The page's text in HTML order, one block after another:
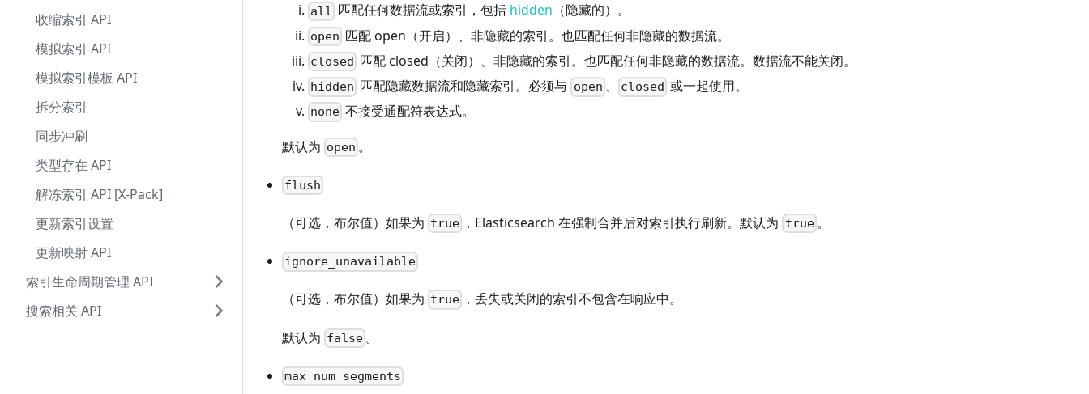
收缩索引 API
模拟索引 API
模拟索引模板 API
拆分索引
同步冲刷
类型存在 API
解冻索引 API [X-Pack]
更新索引设置
更新映射 API
索引生命周期管理 API
搜索相关 API
all 匹配任何数据流或索引，包括 hidden （隐藏的）。
open 匹配 open（开启）、非隐藏的索引。也匹配任何非隐藏的数据流。
closed 匹配 closed（关闭）、非隐藏的索引。也匹配任何非隐藏的数据流。数据流不能关闭。
hidden 匹配隐藏数据流和隐藏索引。必须与 open 、 closed 或一起使用。
none 不接受通配符表达式。
默认为 open 。
flush
（可选，布尔值）如果为 true ，Elasticsearch 在强制合并后对索引执行刷新。默认为 true。
ignore_unavailable
（可选，布尔值）如果为 true ，丢失或关闭的索引不包含在响应中。
默认为 false 。
max_num_segments